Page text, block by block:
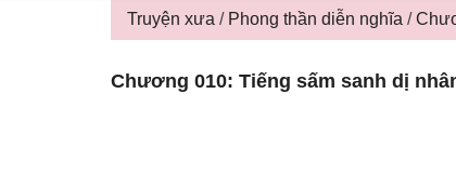
Truyện xưa / Phong thần diễn nghĩa /
Chương 010: Tiếng sấm sanh dị